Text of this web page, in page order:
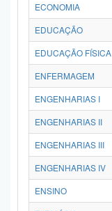
ECONOMIA
EDUCAÇÃO
EDUCAÇÃO FÍSICA
ENFERMAGEM
ENGENHARIAS I
ENGENHARIAS II
ENGENHARIAS III
ENGENHARIAS IV
ENSINO